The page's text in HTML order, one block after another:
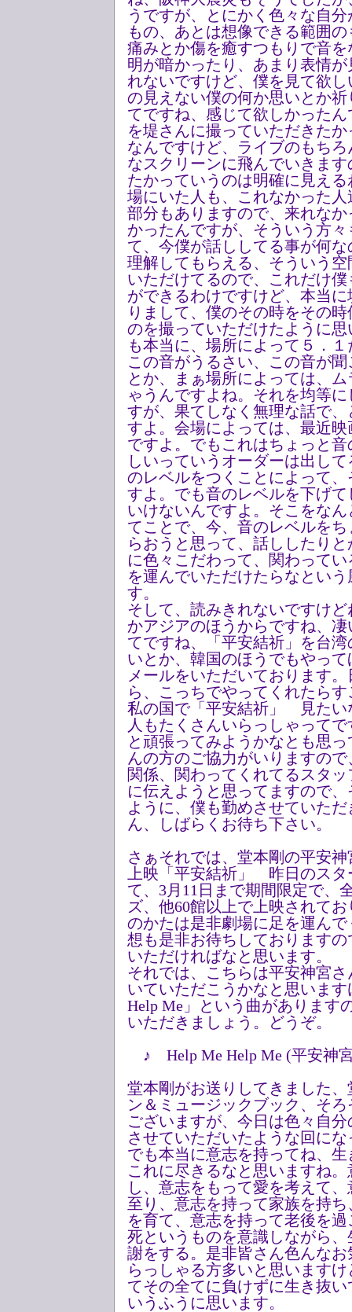
うですが、とにかく色々な自
もの、あとは想像できる範囲
痛みとか傷を癒すつもりで音
明が暗かったり、あまり表情
れないですけど、僕を見て欲
の見えない僕の何か思いとか
てですね、感じて欲しかった
を堤さんに撮っていただきた
なんですけど、ライブのもち
なスクリーンに飛んでいきま
たかっていうのは明確に見え
場にいた人も、これなかった
部分もありますので、来れな
かったんですが、そういう方
て、今僕が話ししてる事が何
理解してもらえる、そういう
いただけてるので、これだけ
ができるわけですけど、本当
りまして、僕のその時をその
のを撮っていただけたように
も本当に、場所によって５．
この音がうるさい、この音が
とか、まぁ場所によっては、
ゃうんですよね。それを均等
すが、果てしなく無理な話で
すよ。会場によっては、最近
ですよ。でもこれはちょっと
しいっていうオーダーは出し
のレベルをつくことによって
すよ。でも音のレベルを下げ
いけないんですよ。そこをな
てことで、今、音のレベルを
らおうと思って、話ししたり
に色々こだわって、関わって
を運んでいただけたらなとい
す。
そして、読みきれないですけ
かアジアのほうからですね、
てですね、「平安結祈」を台
いとか、韓国のほうでもやっ
メールをいただいております
ら、こっちでやってくれたら
私の国で「平安結祈」 見たい
人もたくさんいらっしゃって
と頑張ってみようかなとも思
んの方のご協力がいりますの
関係、関わってくれてるスタ
に伝えようと思ってますので
ように、僕も勤めさせていた
ん、しばらくお待ち下さい。
さぁそれでは、堂本剛の平安
上映「平安結祈」 昨日のス
て、3月11日まで期間限定で、
ズ、他60館以上で上映されて
のかたは是非劇場に足を運ん
想も是非お待ちしております
いただければなと思います。
それでは、こちらは平安神宮
いていただこうかなと思います
Help Me」という曲があります
いただきましょう。どうぞ。
♪ Help Me Help Me (平安神
堂本剛がお送りしてきました
ン＆ミュージックブック、そ
ございますが、今日は色々自
させていただいたような回に
でも本当に意志を持ってね、
これに尽きるなと思いますね
し、意志をもって愛を考えて
至り、意志を持って家族を持
を育て、意志を持って老後を
死というものを意識しながら
謝をする。是非皆さん色んな
らっしゃる方多いと思います
てその全てに負けずに生き抜
いうふうに思います。